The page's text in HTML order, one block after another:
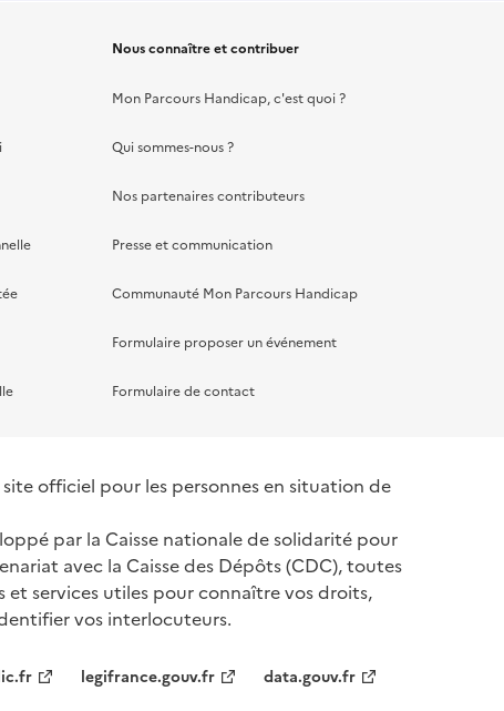
Nous connaître et contribuer
Mon Parcours Handicap, c'est quoi ?
Qui sommes-nous ?
Nos partenaires contributeurs
Presse et communication
Communauté Mon Parcours Handicap
Formulaire proposer un événement
Formulaire de contact
officiel pour les personnes en situation de
par la Caisse nationale de solidarité pour
avec la Caisse des Dépôts (CDC), toutes
et services utiles pour connaître vos droits,
vos interlocuteurs.
legifrance.gouv.fr data.gouv.fr